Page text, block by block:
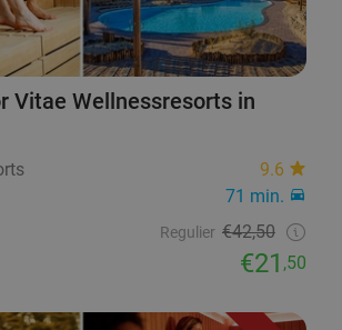
Vitae Wellnessresorts in
9.6
71 min.
Regulier €42,50
€21 ,50